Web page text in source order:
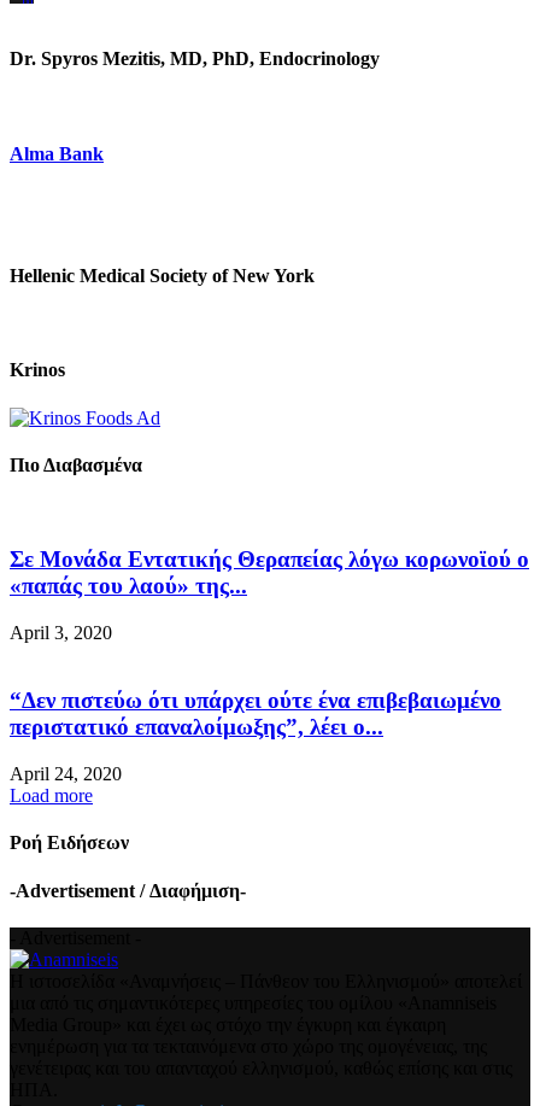
Dr. Spyros Mezitis, MD, PhD, Endocrinology
Alma Bank
Hellenic Medical Society of New York
Krinos
Πιο Διαβασμένα
Σε Μονάδα Εντατικής Θεραπείας λόγω κορωνοϊού ο
«παπάς του λαού» της...
April 3, 2020
“Δεν πιστεύω ότι υπάρχει ούτε ένα επιβεβαιωμένο
περιστατικό επαναλοίμωξης”, λέει ο...
April 24, 2020
Load more
Ροή Ειδήσεων
-Advertisement / Διαφήμιση-